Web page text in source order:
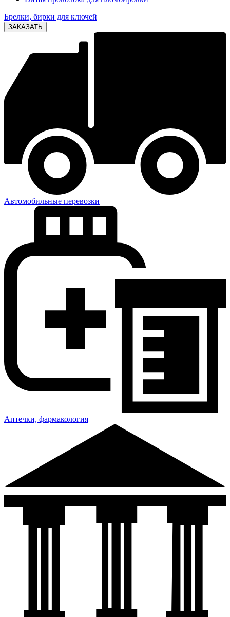
Брелки, бирки для ключей
Автомобильные перевозки
Аптечки, фармакология